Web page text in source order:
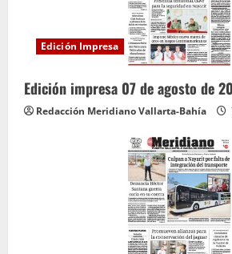
Edición Impresa
Edición impresa 07 de agosto de
Redacción Meridiano Vallarta-Bahía